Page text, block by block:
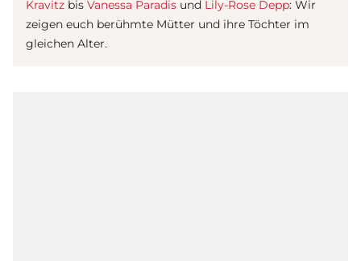
Kravitz bis Vanessa Paradis und Lily-Rose Depp: Wir
zeigen euch berühmte Mütter und ihre Töchter im
gleichen Alter.